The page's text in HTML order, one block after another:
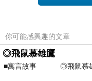
你可能感興趣的文章
◎飛鼠慕雄鷹
■寓言故事 ◎飛鼠慕
⊕潘文